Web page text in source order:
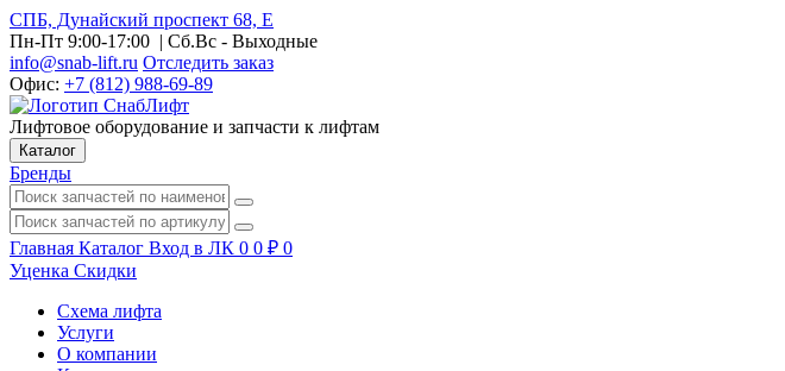
СПБ, Дунайский проспект 68, Е
Пн-Пт 9:00-17:00 | Сб.Вс - Выходные
info@snab-lift.ru Отследить заказ
Офис: +7 (812) 988-69-89
Лифтовое оборудование и запчасти к лифтам
Каталог
Бренды
Главная Каталог Вход в ЛК 0 0 ₽ 0
Уценка Скидки
Схема лифта
Услуги
О компании